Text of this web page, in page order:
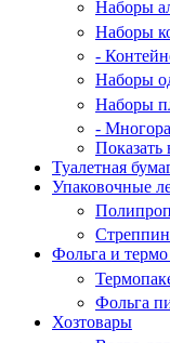
Наборы
Наборы
-
Наборы
Наборы
-
Показать
Туалетная
Упаковочные
Фольга и
Фольга
Хозтовары